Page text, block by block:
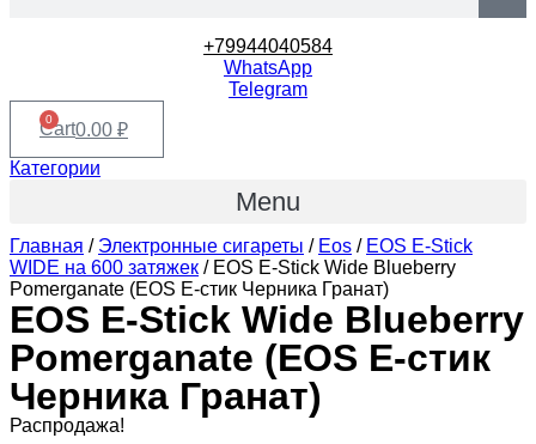
+79944040584
WhatsApp
Telegram
0.00 ₽
0
Cart
Категории
Menu
Главная / Электронные сигареты / Eos / EOS E-Stick
WIDE на 600 затяжек / EOS E-Stick Wide Blueberry
Pomerganate (EOS Е-стик Черника Гранат)
EOS E-Stick Wide Blueberry
Pomerganate (EOS Е-стик
Черника Гранат)
Распродажа!